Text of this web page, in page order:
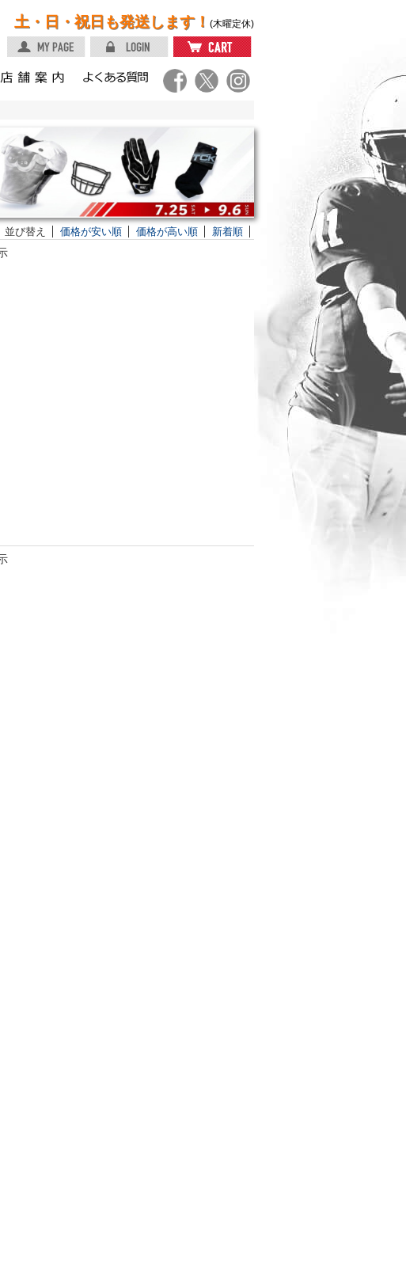
土・日・祝日も発送します！ (木曜定休)
並び替え 価格が安い順 価格が高い順 新着順